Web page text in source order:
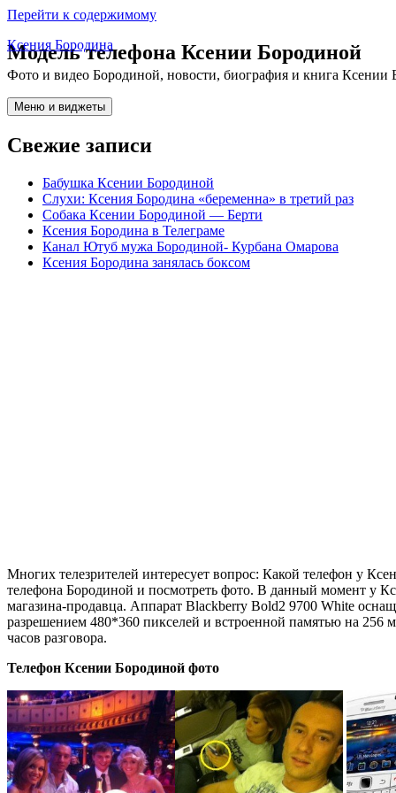
Перейти к содержимому
Ксения Бородина
Фото и видео Бородиной, новости, биография и книга
Меню и виджеты
Свежие записи
Бабушка Ксении Бородиной
Слухи: Ксения Бородина «беременна» в третий раз
Собака Ксении Бородиной — Берти
Ксения Бородина в Телеграме
Канал Ютуб мужа Бородиной- Курбана Омарова
Ксения Бородина занялась боксом
Модель телефона Ксении Бородиной
Многих телезрителей интересует вопрос: Какой телефон у
телефона Бородиной и посмотреть фото. В данный момент у
магазина-продавца. Аппарат Blackberry Bold2 9700 White
разрешением 480*360 пикселей и встроенной памятью на 256
часов разговора.
Телефон Ксении Бородиной фото